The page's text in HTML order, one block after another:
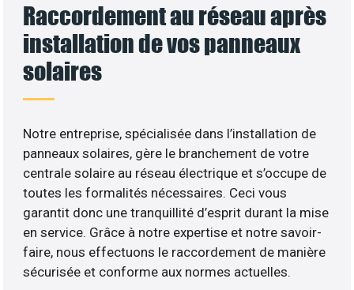
Raccordement au réseau après
installation de vos panneaux
solaires
Notre entreprise, spécialisée dans l’installation de
panneaux solaires, gère le branchement de votre
centrale solaire au réseau électrique et s’occupe de
toutes les formalités nécessaires. Ceci vous
garantit donc une tranquillité d’esprit durant la mise
en service. Grâce à notre expertise et notre savoir-
faire, nous effectuons le raccordement de manière
sécurisée et conforme aux normes actuelles.